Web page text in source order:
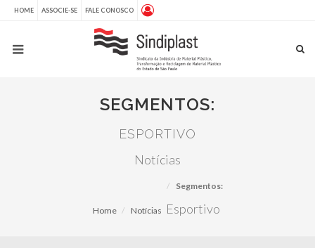
HOME ASSOCIE-SE FALE CONOSCO
SEGMENTOS:
ESPORTIVO
Notícias
Home Notícias
Segmentos:
Esportivo